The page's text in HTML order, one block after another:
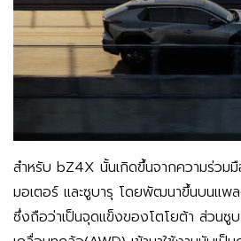
สำหรับ bZ4X นั้นเกิดขึ้นจากความร่วมมื
มอเตอร์ และซูบารุ โดยพัฒนาขึ้นบนแ
ซึ่งถือว่าเป็นจุดแข็งของโตโยต้า ส่วนซู